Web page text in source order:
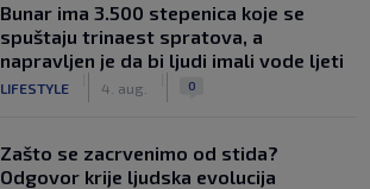
Bunar imа 3.500 stepenica koje se
spuštaju trinaest spratova, a
napravljen je da bi ljudi imali vode ljeti
LIFESTYLE 4. aug. 0
Zašto se zacrvenimo od stida?
Odgovor krije ljudska evolucija